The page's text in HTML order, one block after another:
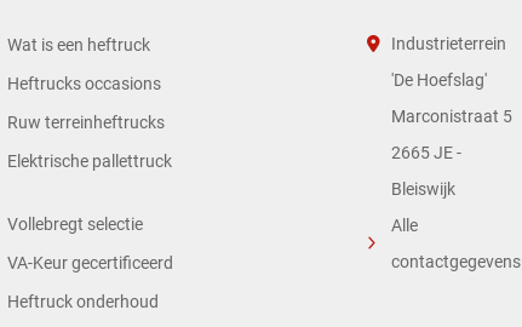
Wat is een heftruck
Heftrucks occasions
Ruw terreinheftrucks
Elektrische pallettruck
Vollebregt selectie
VA-Keur gecertificeerd
Heftruck onderhoud
Industrieterrein
'De Hoefslag'
Marconistraat 5
2665 JE -
Bleiswijk
Alle
contactgegevens